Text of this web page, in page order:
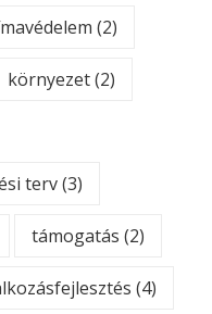
(2)
környezet(2)
terv(3)
támogatás (2)
(4)